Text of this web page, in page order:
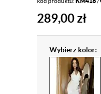
289,00zł
Wybierz kolor: